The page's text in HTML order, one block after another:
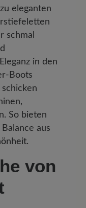
eleganten
schmal
in den
Boots
So bieten
aus
.
von